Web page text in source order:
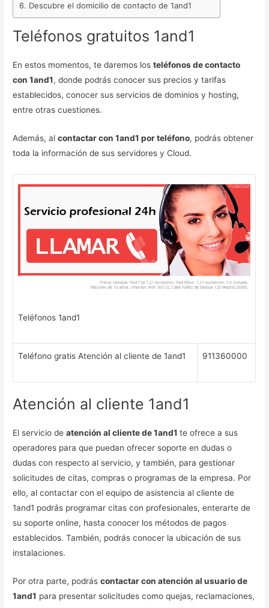
Descubre el domicilio de contacto de 1and1
Teléfonos gratuitos 1and1
En estos momentos, te daremos losteléfonos de contacto
con 1and1, donde podrás conocer sus precios y tarifas
establecidos, conocer sus servicios de dominios y hosting,
entre otras cuestiones.
Además, alcontactar con 1and1 por teléfono, podrás obtener
toda la información de sus servidores y Cloud.
Teléfonos 1and1
Teléfono gratis Atención al cliente de 1and1 911360000
Atención al cliente 1and1
El servicio deatención al cliente de 1and1te ofrece a sus
operadores para que puedan ofrecer soporte en dudas o
dudas con respecto al servicio, y también, para gestionar
solicitudes de citas, compras o programas de la empresa. Por
ello, al contactar con el equipo de asistencia al cliente de
1and1 podrás programar citas con profesionales, enterarte de
su soporte online, hasta conocer los métodos de pagos
establecidos. También, podrás conocer la ubicación de sus
instalaciones.
Por otra parte, podráscontactar con atención al usuario de
1and1 para presentar solicitudes como quejas, reclamaciones,